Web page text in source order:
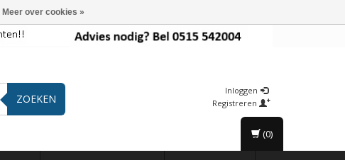
ZOEKEN
Inloggen
Registreren
(0)
Meer over cookies »